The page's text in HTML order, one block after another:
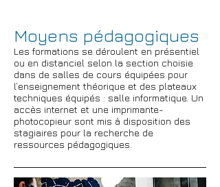
Moyens pédagogiques
Les formations se déroulent en présentiel
ou en distanciel selon la section choisie
dans de salles de cours équipées pour
l’enseignement théorique et des plateaux
techniques équipés : salle informatique. Un
accès internet et une imprimante-
photocopieur sont mis à disposition des
stagiaires pour la recherche de
ressources pédagogiques.